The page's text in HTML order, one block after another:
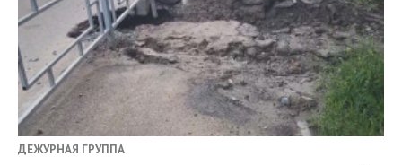
ДЕЖУРНАЯ ГРУППА